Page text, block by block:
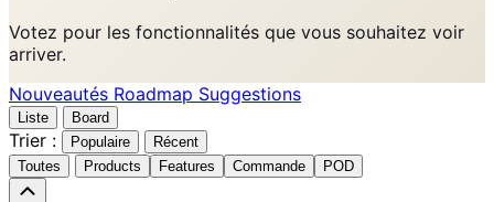
Votez pour les fonctionnalités que vous souhaitez voir
arriver.
Nouveautés Roadmap Suggestions
Liste Board
Trier : Populaire
Récent
Toutes
Products Features Commande POD